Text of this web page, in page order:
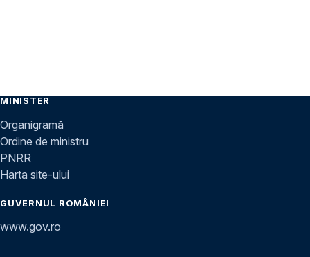
MINISTER
Organigramă
Ordine de ministru
PNRR
Harta site-ului
GUVERNUL ROMÂNIEI
www.gov.ro